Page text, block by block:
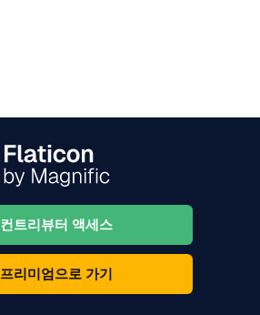
컨트리뷰터 액세스
프리미엄으로 가기